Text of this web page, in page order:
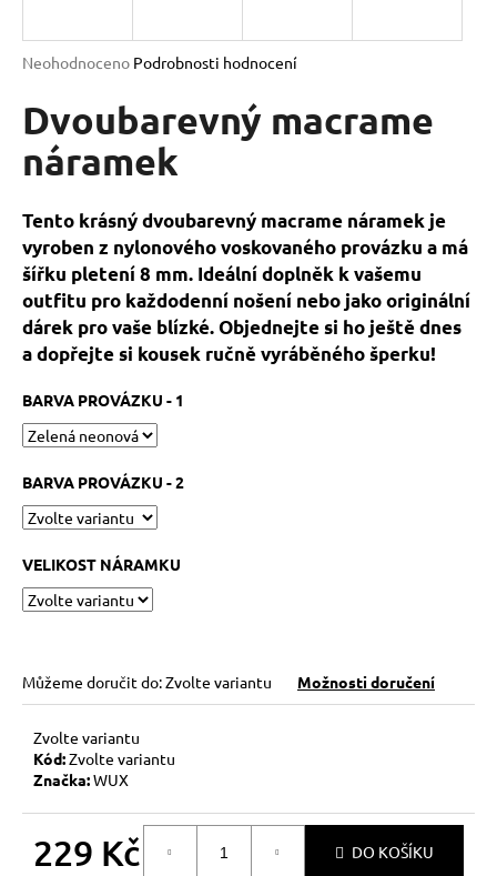
Průměrné
produktu
hvězdiček.
Neohodnoceno Podrobnosti hodnocení
Dvoubarevný macrame
náramek
Tento krásný dvoubarevný macrame náramek je
vyroben z nylonového voskovaného provázku a má
šířku pletení 8 mm. Ideální doplněk k vašemu
outfitu pro každodenní nošení nebo jako originální
dárek pro vaše blízké. Objednejte si ho ještě dnes
a dopřejte si kousek ručně vyráběného šperku!
BARVA PROVÁZKU - 1
BARVA PROVÁZKU - 2
VELIKOST NÁRAMKU
Můžeme doručit do:Zvolte variantu Možnosti doručení
Zvolte variantu
Kód:Zvolte variantu
Značka:WUX
229 Kč DO KOŠÍKU
j
t
?
HLEDAT
D
p
o
r
u
č
u
e
m
KABBALAH
STŘÍBRNÝ
AG925
129
Kč